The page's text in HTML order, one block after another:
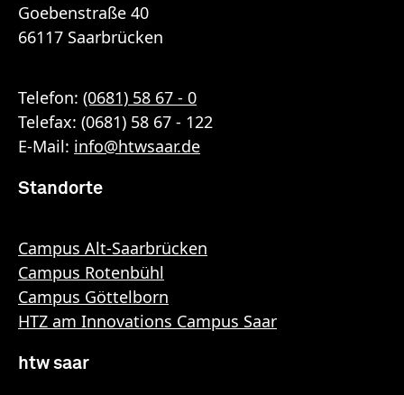
Goebenstraße 40
66117 Saarbrücken
Telefon: (0681) 58 67 - 0
Telefax: (0681) 58 67 - 122
E-Mail: info@htwsaar.de
Standorte
Campus Alt-Saarbrücken
Campus Rotenbühl
Campus Göttelborn
HTZ am Innovations Campus Saar
htw saar